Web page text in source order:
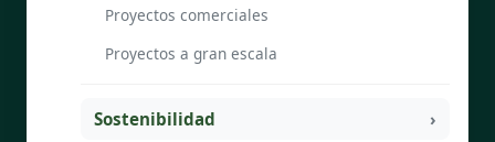
Proyectos comerciales
Proyectos a gran escala
Sostenibilidad